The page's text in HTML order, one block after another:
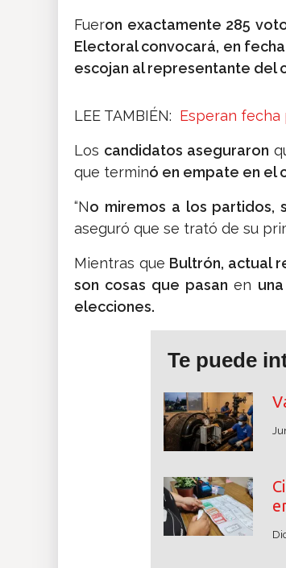
Fueron exactamente 285
Electoral convocará, en
escojan al representante del
LEE TAMBIÉN: Esperan fecha
Los candidatos aseguraron
que terminó en empate en el
“No miremos a los partidos, s
aseguró que se trató de su
Mientras que Bultrón, actual
son cosas que pasan en
elecciones.
Te puede